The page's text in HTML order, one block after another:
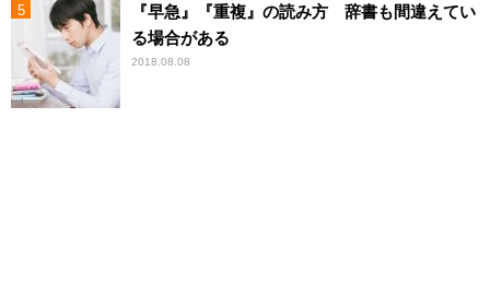
『早急』『重複』の読み方 辞書も間違えてい
る場合がある
2018.08.08